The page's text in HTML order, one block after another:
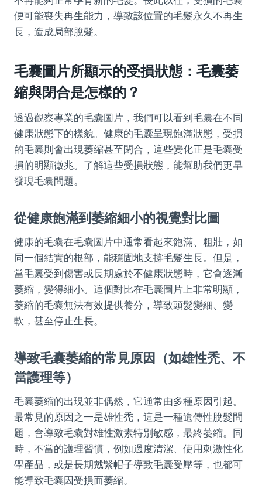
便可能喪失再生能力，導致該位置的毛髮永久不再生
長，造成局部脫髮。
毛囊圖片所顯示的受損狀態：毛囊萎
縮與閉合是怎樣的？
透過觀察專業的毛囊圖片，我們可以看到毛囊在不同
健康狀態下的樣貌。健康的毛囊呈現飽滿狀態，受損
的毛囊則會出現萎縮甚至閉合，這些變化正是毛囊受
損的明顯徵兆。了解這些受損狀態，能幫助我們更早
發現毛囊問題。
從健康飽滿到萎縮細小的視覺對比圖
健康的毛囊在毛囊圖片中通常看起來飽滿、粗壯，如
同一個結實的根部，能穩固地支撐毛髮生長。但是，
當毛囊受到傷害或長期處於不健康狀態時，它會逐漸
萎縮，變得細小。這個對比在毛囊圖片上非常明顯，
萎縮的毛囊無法有效提供養分，導致頭髮變細、變
軟，甚至停止生長。
導致毛囊萎縮的常見原因（如雄性禿、不
當護理等）
毛囊萎縮的出現並非偶然，它通常由多種原因引起。
最常見的原因之一是雄性禿，這是一種遺傳性脫髮問
題，會導致毛囊對雄性激素特別敏感，最終萎縮。同
時，不當的護理習慣，例如過度清潔、使用刺激性化
學產品，或是長期戴緊帽子導致毛囊受壓等，也都可
能導致毛囊因受損而萎縮。